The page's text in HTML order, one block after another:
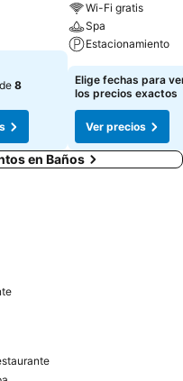
8
Wi-Fi gratis
Spa
Estacionamiento
Elige fechas para
los precios exactos
Ver precios
en Baños